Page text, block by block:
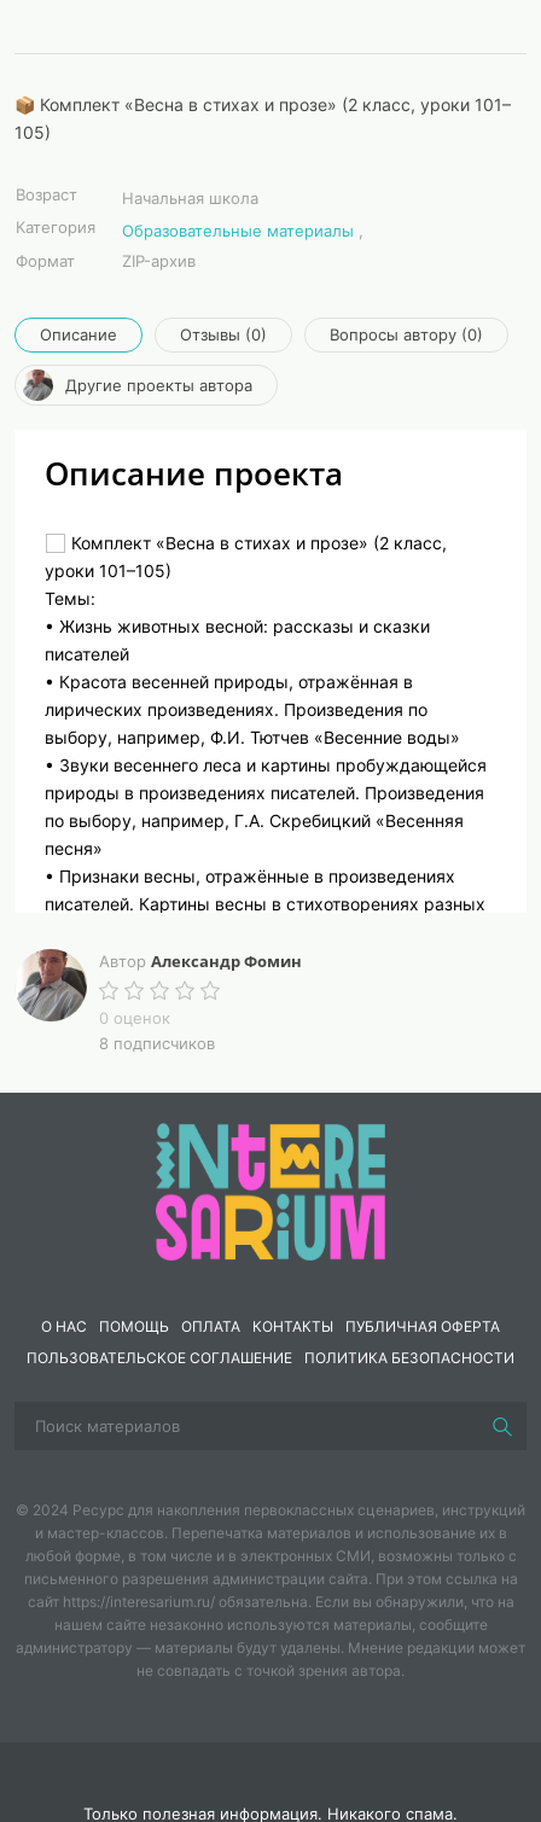
📦 Комплект «Весна в стихах и прозе» (2 класс, уроки 101–
105)
Возраст
Начальная школа
Категория
Образовательные материалы
Формат
ZIP-архив
Описание Отзывы (0) Вопросы автору (0)
Другие проекты автора
Описание проекта
Комплект «Весна в стихах и прозе» (2 класс,
уроки 101–105)
Темы:
• Жизнь животных весной: рассказы и сказки
писателей
• Красота весенней природы, отражённая в
лирических произведениях. Произведения по
выбору, например, Ф.И. Тютчев «Весенние воды»
• Звуки весеннего леса и картины пробуждающейся
природы в произведениях писателей. Произведения
по выбору, например, Г.А. Скребицкий «Весенняя
песня»
• Признаки весны, отражённые в произведениях
писателей. Картины весны в стихотворениях разных
• Сравнение образов одуванчика в произведениях
О.И. Высотской «Одуванчик» и М.М. Пришвина
«Золотой луг»
Весна — время пробуждения не только природы,
но и детского интереса к чтению. Хотите, чтобы ваши
второклассники не просто прочитали стихи о весне, а
услышали капель, почувствовали тёплый ветер и
захотели сами сочинять?
Пять уроков, которые превратят изучение
весенней природы в настоящее путешествие.
мира. А урок сравнения «Одуванчика» и «Золотого
луга» станет настоящим открытием!
карточки для сравнения, эталоны ответов, задания
леса». Уроки соответствуют ФГОС, содержат УУД и
воспитательные аспекты.
Скачайте комплект «Весна в стихах и прозе» и
подарите своим ученикам весну, которая останется
с ними навсегда!
Автор Александр Фомин
0 оценок
8 подписчиков
О НАС ПОМОЩЬ ОПЛАТА КОНТАКТЫ
ПУБЛИЧНАЯ ОФЕРТА
ПОЛЬЗОВАТЕЛЬСКОЕ СОГЛАШЕНИЕ
ПОЛИТИКА БЕЗОПАСНОСТИ
© 2024 Ресурс для накопления первоклассных сценариев, инструкций
и мастер-классов. Перепечатка материалов и использование их в
любой форме, в том числе и в электронных СМИ, возможны только с
письменного разрешения администрации сайта. При этом ссылка на
сайт https://interesarium.ru/ обязательна. Если вы обнаружили, что на
нашем сайте незаконно используются материалы, сообщите
администратору — материалы будут удалены. Мнение редакции может
не совпадать с точкой зрения автора.
Только полезная информация. Никакого спама.